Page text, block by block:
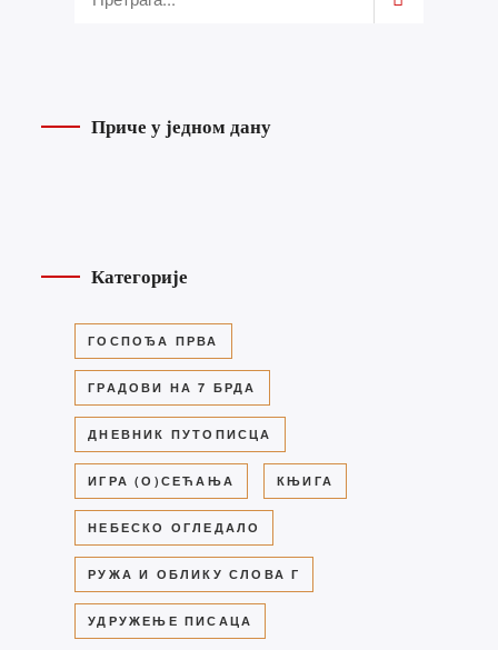
Приче у једном дану
Категорије
ГОСПОЂА ПРВА
ГРАДОВИ НА 7 БРДА
ДНЕВНИК ПУТОПИСЦА
ИГРА (О)СЕЋАЊА КЊИГА
НЕБЕСКО ОГЛЕДАЛО
РУЖА И ОБЛИКУ СЛОВА Г
УДРУЖЕЊЕ ПИСАЦА